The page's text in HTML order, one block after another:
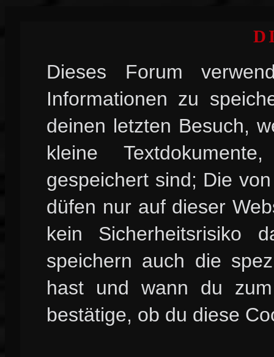
Dieses Forum
Informationen zu
deinen letzten Besuch,
kleine
gespeichert sind; Die
düfen nur auf dieser
kein Sicherheitsrisiko
speichern auch die
hast und wann du
bestätige, ob du diese